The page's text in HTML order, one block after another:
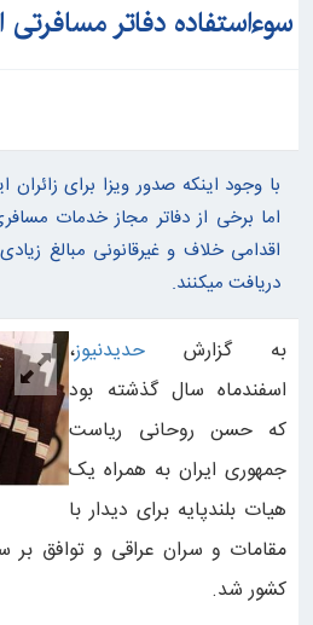
سوء‌استفاده دفاتر مسافرتی
با وجود اینکه صدور ویزا برای زائران
اما برخی از دفاتر مجاز خدمات
اقدامی خلاف و غیرقانونی مبالغ
دریافت میکنند.
به گزارش حدیدنیوز،
اسفندماه سال گذشته بود
که حسن روحانی ریاست
جمهوری ایران به همراه یک
هیات بلندپایه برای دیدار با
مقامات و سران عراقی و توافق
کشور شد.